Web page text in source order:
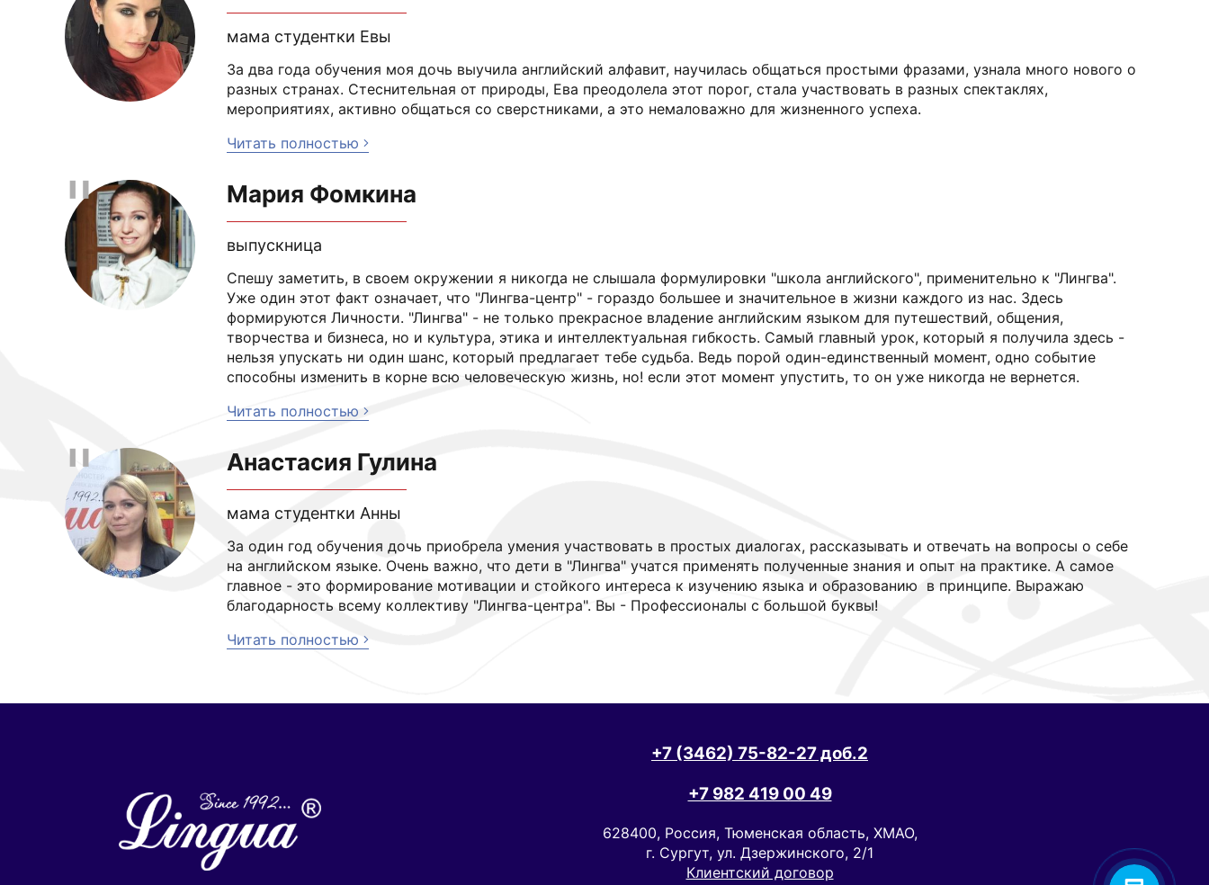
мама студентки Евы
За два года обучения моя дочь выучила английский алфавит, научилась общаться простыми фразами, узнала много нового о
разных странах. Стеснительная от природы, Ева преодолела этот порог, стала участвовать в разных спектаклях,
мероприятиях, активно общаться со сверстниками, а это немаловажно для жизненного успеха.
Читать полностью
Мария Фомкина
выпускница
Спешу заметить, в своем окружении я никогда не слышала формулировки "школа английского", применительно к "Лингва".
Уже один этот факт означает, что "Лингва-центр" - гораздо большее и значительное в жизни каждого из нас. Здесь
формируются Личности. "Лингва" - не только прекрасное владение английским языком для путешествий, общения,
творчества и бизнеса, но и культура, этика и интеллектуальная гибкость. Самый главный урок, который я получила здесь -
нельзя упускать ни один шанс, который предлагает тебе судьба. Ведь порой один-единственный момент, одно событие
способны изменить в корне всю человеческую жизнь, но! если этот момент упустить, то он уже никогда не вернется.
Читать полностью
Анастасия Гулина
мама студентки Анны
За один год обучения дочь приобрела умения участвовать в простых диалогах, рассказывать и отвечать на вопросы о себе
на английском языке. Очень важно, что дети в "Лингва" учатся применять полученные знания и опыт на практике. А самое
главное - это формирование мотивации и стойкого интереса к изучению языка и образованию в принципе. Выражаю
благодарность всему коллективу "Лингва-центра". Вы - Профессионалы с большой буквы!
Читать полностью
+7 (3462) 75-82-27 доб.2
+7 982 419 00 49
628400, Россия, Тюменская область, ХМАО,
г. Сургут, ул. Дзержинского, 2/1
Клиентский договор